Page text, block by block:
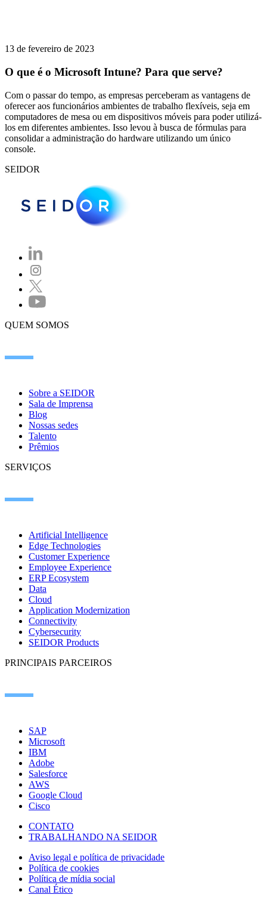
13 de fevereiro de 2023
O que é o Microsoft Intune? Para que serve?
Com o passar do tempo, as empresas perceberam as vantagens de
oferecer aos funcionários ambientes de trabalho flexíveis, seja em
computadores de mesa ou em dispositivos móveis para poder utilizá-
los em diferentes ambientes. Isso levou à busca de fórmulas para
consolidar a administração do hardware utilizando um único
console.
SEIDOR
QUEM SOMOS
Sobre a SEIDOR
Sala de Imprensa
Blog
Nossas sedes
Talento
Prêmios
SERVIÇOS
Artificial Intelligence
Edge Technologies
Customer Experience
Employee Experience
ERP Ecosystem
Data
Cloud
Application Modernization
Connectivity
Cybersecurity
SEIDOR Products
PRINCIPAIS PARCEIROS
SAP
Microsoft
IBM
Adobe
Salesforce
AWS
Google Cloud
Cisco
CONTATO
TRABALHANDO NA SEIDOR
Aviso legal e política de privacidade
Política de cookies
Política de mídia social
Canal Ético